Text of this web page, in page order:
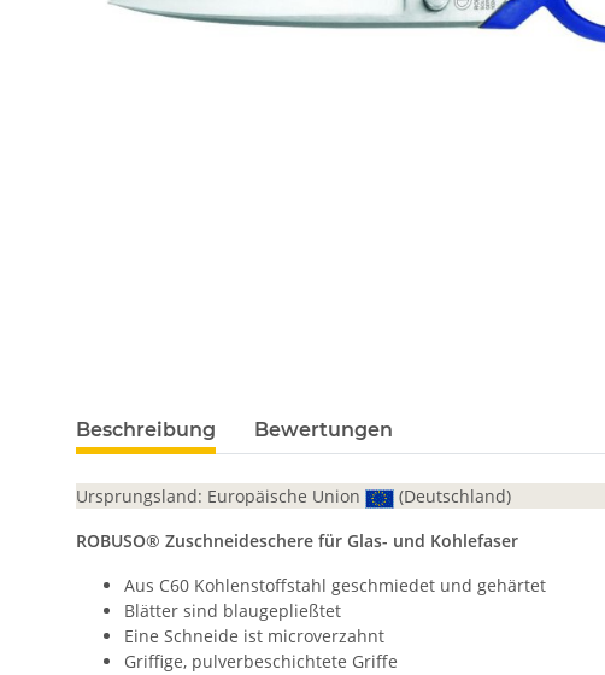
Beschreibung Bewertungen
Ursprungsland: Europäische Union
(Deutschland)
ROBUSO® Zuschneideschere für Glas- und Kohlefaser
Aus C60 Kohlenstoffstahl geschmiedet und gehärtet
Blätter sind blaugepließtet
Eine Schneide ist microverzahnt
Griffige, pulverbeschichtete Griffe